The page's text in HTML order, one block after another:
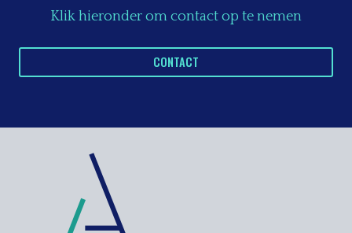
Klik hieronder om contact op te nemen
CONTACT